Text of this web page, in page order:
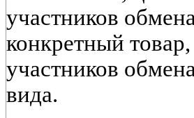
участников
конкретный
участников
вида.